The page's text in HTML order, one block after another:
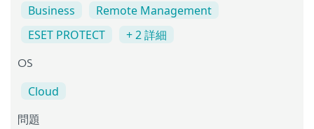
Business
Remote Management
ESET PROTECT
+ 2 詳細
OS
Cloud
問題